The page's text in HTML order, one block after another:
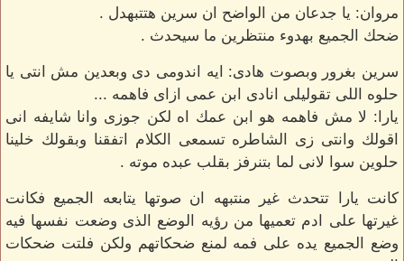
مروان: يا جدعان من الواضح ان سرين هتتبهدل .
ضحك الجميع بهدوء منتظرين ما سيحدث .
سرين بغرور وبصوت هادى: ايه اندومى دى وبعدين مش انتى يا
حلوه اللى تقوليلى انادى ابن عمى ازاى فاهمه ...
يارا: لا مش فاهمه هو ابن عمك اه لكن جوزى وانا شايفه انى
اقولك وانتى زى الشاطره تسمعى الكلام اتفقنا وبقولك خلينا
حلوين سوا لانى لما بتنرفز بقلب عبده موته .
كانت يارا تتحدث غير منتبهه ان صوتها يتابعه الجميع فكانت
غيرتها على ادم تعميها من رؤيه الوضع الذى وضعت نفسها فيه
وضع الجميع يده على فمه لمنع ضحكاتهم ولكن فلتت ضحكات